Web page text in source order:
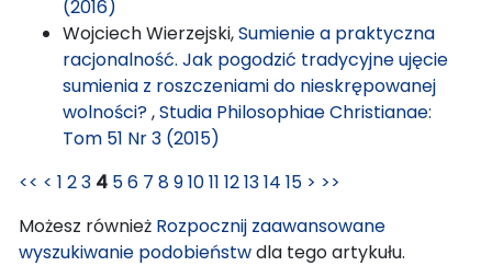
(2016)
Wojciech Wierzejski,Sumienie a praktyczna
racjonalność. Jak pogodzić tradycyjne ujęcie
sumienia z roszczeniami do nieskrępowanej
wolności?,Studia Philosophiae Christianae:
Tom 51 Nr 3 (2015)
<< < 1 23 4 56 7 891011 121314 15 > >>
Możesz również Rozpocznij zaawansowane
wyszukiwanie podobieństwdla tego artykułu.